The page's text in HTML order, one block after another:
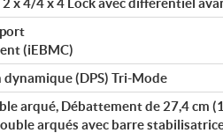
(iEBMC)
(DPS) Tri-Mode
arqué, Débattement de 27,4 cm
arqués avec barre